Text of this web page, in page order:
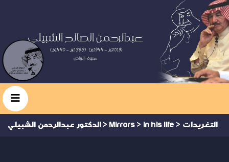
الدكتور عبدالرحمن الشبيلي > Mirrors > in his life > التغريدات